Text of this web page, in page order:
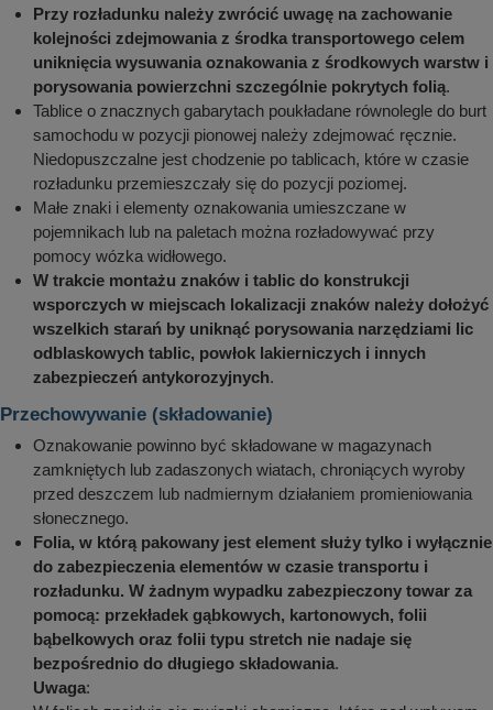
Przy rozładunku należy zwrócić uwagę na zachowanie
kolejności zdejmowania z środka transportowego celem
uniknięcia wysuwania oznakowania z środkowych warstw i
porysowania powierzchni szczególnie pokrytych folią.
Tablice o znacznych gabarytach poukładane równolegle do burt
samochodu w pozycji pionowej należy zdejmować ręcznie.
Niedopuszczalne jest chodzenie po tablicach, które w czasie
rozładunku przemieszczały się do pozycji poziomej.
Małe znaki i elementy oznakowania umieszczane w
pojemnikach lub na paletach można rozładowywać przy
pomocy wózka widłowego.
W trakcie montażu znaków i tablic do konstrukcji
wsporczych w miejscach lokalizacji znaków należy dołożyć
wszelkich starań by uniknąć porysowania narzędziami lic
odblaskowych tablic, powłok lakierniczych i innych
zabezpieczeń antykorozyjnych.
Przechowywanie (składowanie)
Oznakowanie powinno być składowane w magazynach
zamkniętych lub zadaszonych wiatach, chroniących wyroby
przed deszczem lub nadmiernym działaniem promieniowania
słonecznego.
Folia, w którą pakowany jest element służy tylko i wyłącznie
do zabezpieczenia elementów w czasie transportu i
rozładunku. W żadnym wypadku zabezpieczony towar za
pomocą: przekładek gąbkowych, kartonowych, folii
bąbelkowych oraz folii typu stretch nie nadaje się
bezpośrednio do długiego składowania.
Uwaga: